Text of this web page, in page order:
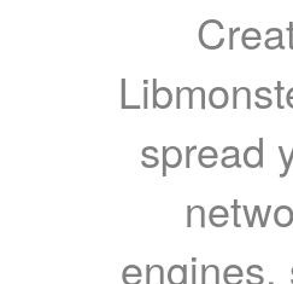
spread
engines,